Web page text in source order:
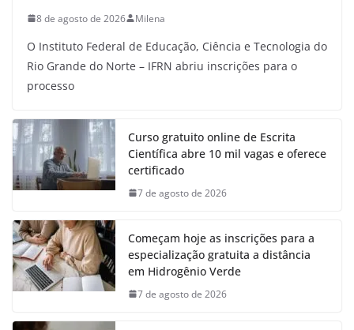
8 de agosto de 2026 Milena
O Instituto Federal de Educação, Ciência e Tecnologia do
Rio Grande do Norte – IFRN abriu inscrições para o
processo
Curso gratuito online de Escrita
Científica abre 10 mil vagas e oferece
certificado
7 de agosto de 2026
Começam hoje as inscrições para a
especialização gratuita a distância
em Hidrogênio Verde
7 de agosto de 2026